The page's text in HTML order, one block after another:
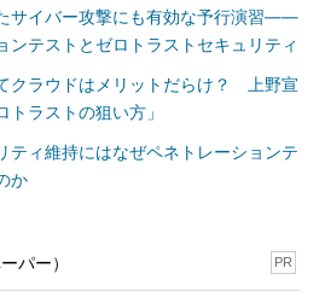
サイバー攻撃にも有効な予行演習――
ンテストとゼロトラストセキュリティ
クラウドはメリットだらけ？ 上野宣
トラストの狙い方」
ティ維持にはなぜペネトレーションテ
か
パー） PR